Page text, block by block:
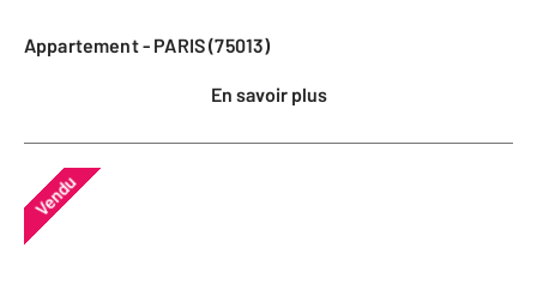
Appartement - PARIS (75013)
En savoir plus
Vendu